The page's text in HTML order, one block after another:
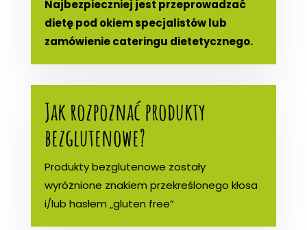
Najbezpieczniej jest przeprowadzać
dietę pod okiem specjalistów lub
zamówienie cateringu dietetycznego.
Jak rozpoznać produkty
bezglutenowe?
Produkty bezglutenowe zostały
wyróżnione znakiem przekreślonego kłosa
i/lub hasłem „gluten free”